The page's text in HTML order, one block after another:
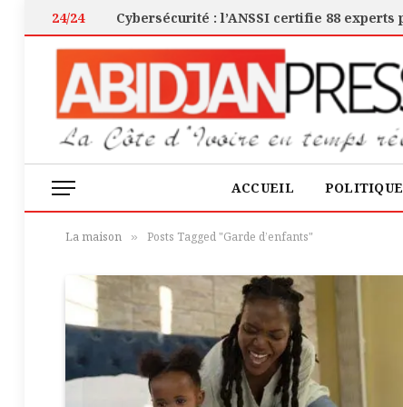
24/24
ACCUEIL POLITIQUE
La maison » Posts Tagged "Garde d’enfants"